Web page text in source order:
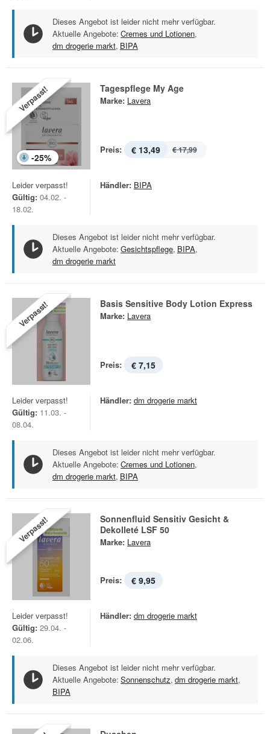
Dieses Angebot ist leider nicht mehr verfügbar.
Aktuelle Angebote: Cremes und Lotionen,
dm drogerie markt, BIPA
Verpasst!
-25%
Tagespflege My Age
Marke: Lavera
Preis: € 13,49 € 17,99
Leider verpasst!
Gültig: 04.02. -
18.02.
Händler: BIPA
Dieses Angebot ist leider nicht mehr verfügbar.
Aktuelle Angebote: Gesichtspflege, BIPA,
dm drogerie markt
Verpasst! Basis Sensitive Body Lotion Express
Marke: Lavera
Preis: € 7,15
Leider verpasst!
Gültig: 11.03. -
08.04.
Händler: dm drogerie markt
Dieses Angebot ist leider nicht mehr verfügbar.
Aktuelle Angebote: Cremes und Lotionen,
dm drogerie markt, BIPA
Verpasst!
Sonnenfluid Sensitiv Gesicht &
Dekolleté LSF 50
Marke: Lavera
Preis: € 9,95
Leider verpasst!
Gültig: 29.04. -
02.06.
Händler: dm drogerie markt
Dieses Angebot ist leider nicht mehr verfügbar.
Aktuelle Angebote: Sonnenschutz, dm drogerie markt,
BIPA